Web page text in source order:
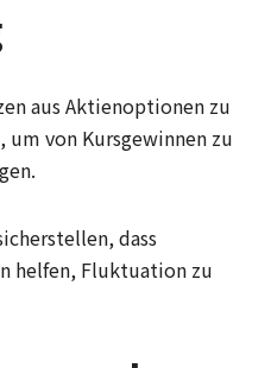
aus Aktienoptionen zu
von Kursgewinnen zu
dass
helfen, Fluktuation zu